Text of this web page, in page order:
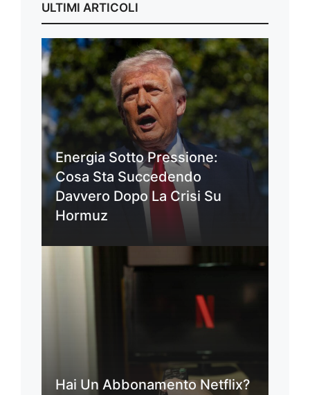
ULTIMI ARTICOLI
Energia Sotto Pressione:
Cosa Sta Succedendo
Davvero Dopo La Crisi Su
Hormuz
Hai Un Abbonamento Netflix?